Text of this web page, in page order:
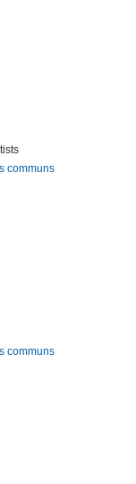
communs
communs